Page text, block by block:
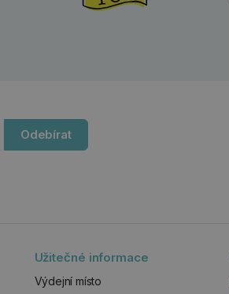
Odebírat
Užitečné informace
Výdejní místo